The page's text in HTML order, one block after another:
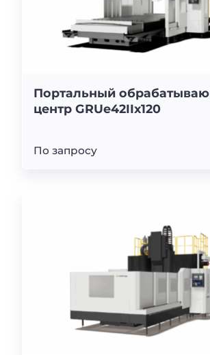
Портальный
центр GRUe42IIx120
По запросу